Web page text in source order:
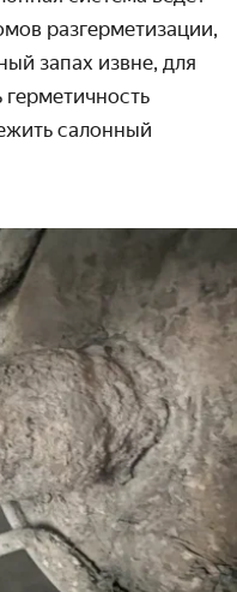
разгерметизации,
запах извне, для
салонный